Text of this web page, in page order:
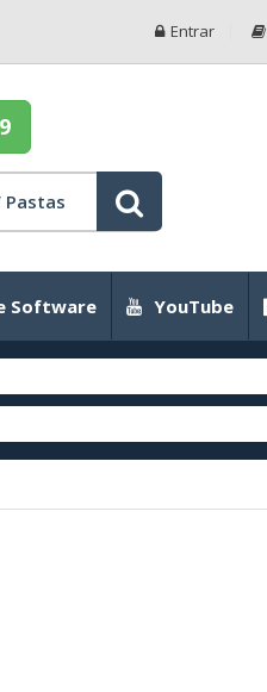
Entrar
Software YouTube